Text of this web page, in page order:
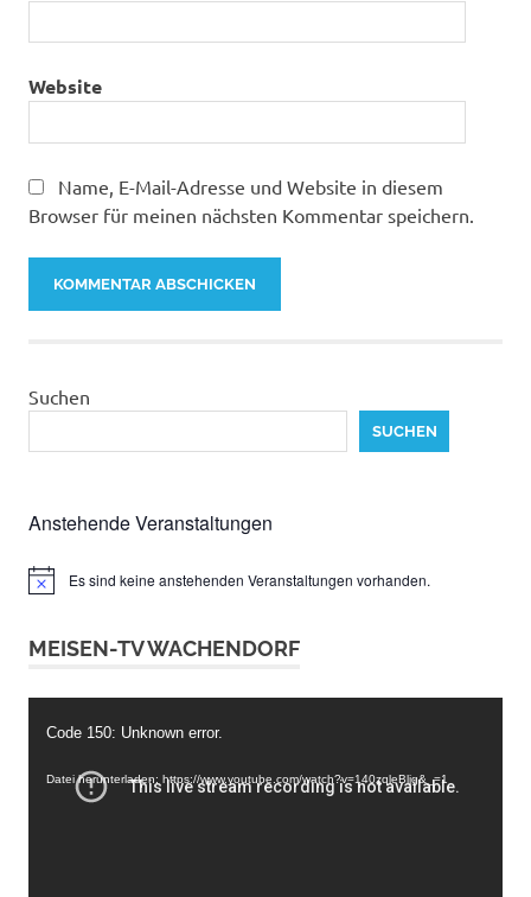
Website
Name, E-Mail-Adresse und Website in diesem
Browser für meinen nächsten Kommentar speichern.
Suchen
SUCHEN
Anstehende Veranstaltungen
HinweisEs sind keine anstehenden Veranstaltungen vorhanden.
MEISEN-TV WACHENDORF
Player
Code 150: Unknown error.
Datei herunterladen: https://www.youtube.com/watch?v=140zqleBljg&_=1